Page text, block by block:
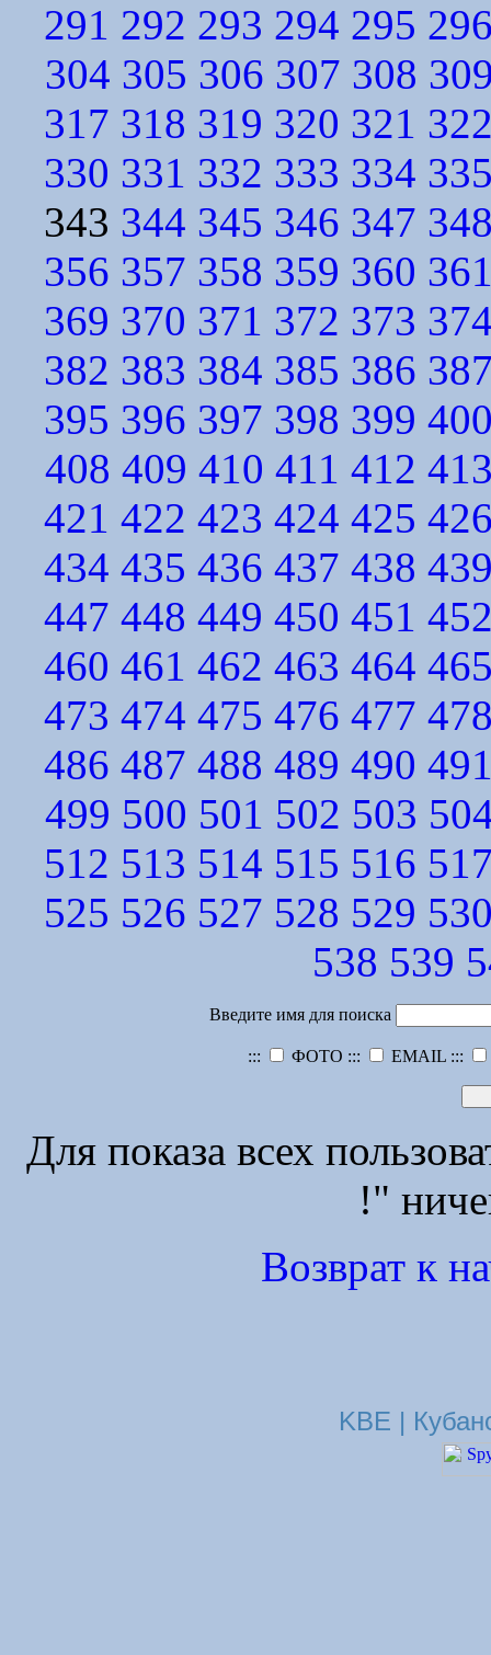
291 292 293 294 295
304 305 306 307 308
317 318 319 320 321
330 331 332 333 334
343 344 345 346 347
356 357 358 359 360
369 370 371 372 373
382 383 384 385 386
395 396 397 398 399
408 409 410 411 412
421 422 423 424 425
434 435 436 437 438
447 448 449 450 451
460 461 462 463 464
473 474 475 476 477
486 487 488 489 490
499 500 501 502 503
512 513 514 515 516
525 526 527 528 529
538 539
Введите имя для поиска
::: ФОТО ::: EMAIL :::
Для показа всех
!"
Возврат к
KBE |